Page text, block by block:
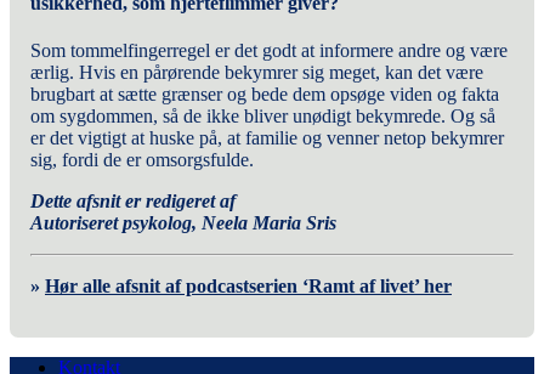
Som tommelfingerregel er det godt at informere andre og være
ærlig. Hvis en pårørende bekymrer sig meget, kan det være
brugbart at sætte grænser og bede dem opsøge viden og fakta
om sygdommen, så de ikke bliver unødigt bekymrede. Og så
er det vigtigt at huske på, at familie og venner netop bekymrer
sig, fordi de er omsorgsfulde.
Dette afsnit er redigeret af
Autoriseret psykolog, Neela Maria Sris
» Hør alle afsnit af podcastserien ‘Ramt af livet’ her
Kontakt